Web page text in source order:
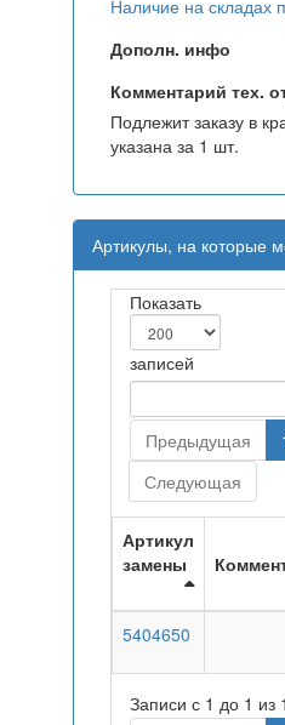
Наличие на складах
Дополн. инфо
Комментарий тех.
Подлежит заказу в
указана за 1 шт.
Артикулы, на которые
Показать
записей
Предыдущая
Следующая
Артикул
замены
5404650
Записи с 1 до 1 из